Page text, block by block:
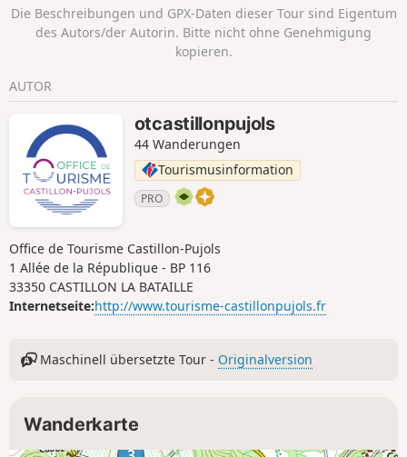
Die Beschreibungen und GPX-Daten dieser Tour sind Eigentum
des Autors/der Autorin. Bitte nicht ohne Genehmigung
kopieren.
AUTOR
otcastillonpujols
44 Wanderungen
Tourismusinformation
PRO
Office de Tourisme Castillon-Pujols
1 Allée de la République - BP 116
33350 CASTILLON LA BATAILLE
Internetseite:http://www.tourisme-castillonpujols.fr
Maschinell übersetzte Tour - Originalversion
Wanderkarte